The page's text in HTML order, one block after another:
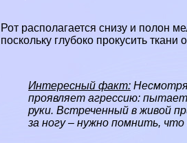
Рот располагается снизу и полон
поскольку глубоко прокусить
Интересный факт: Несмотря
проявляет агрессию:
руки. Встреченный в живой
за ногу – нужно помнить,